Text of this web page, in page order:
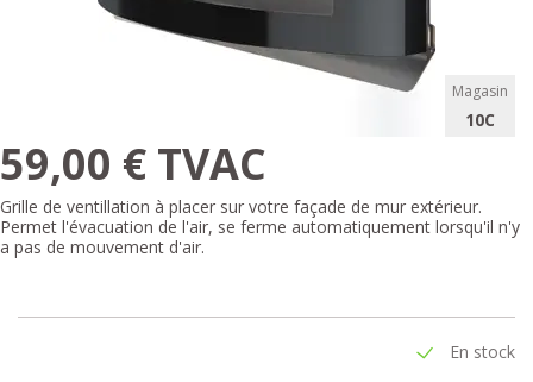
Magasin
10C
59,00 € TVAC
Grille de ventillation à placer sur votre façade de mur extérieur.
Permet l'évacuation de l'air, se ferme automatiquement lorsqu'il n'y
a pas de mouvement d'air.
En stock